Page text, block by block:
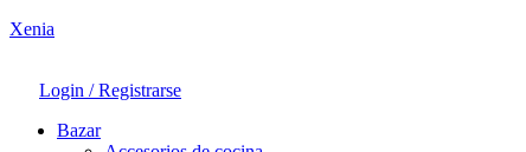
Xenia
Login / Registrarse
Bazar